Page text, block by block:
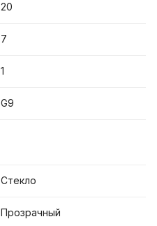
20
7
1
G9
Стекло
Прозрачный